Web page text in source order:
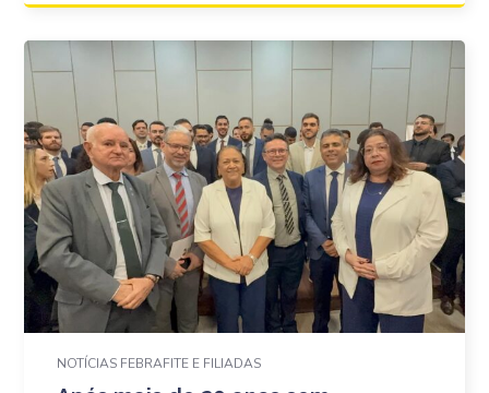
NOTÍCIAS FEBRAFITE E FILIADAS